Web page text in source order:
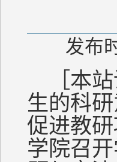
发布
［本站
生的科
促进教
学院召